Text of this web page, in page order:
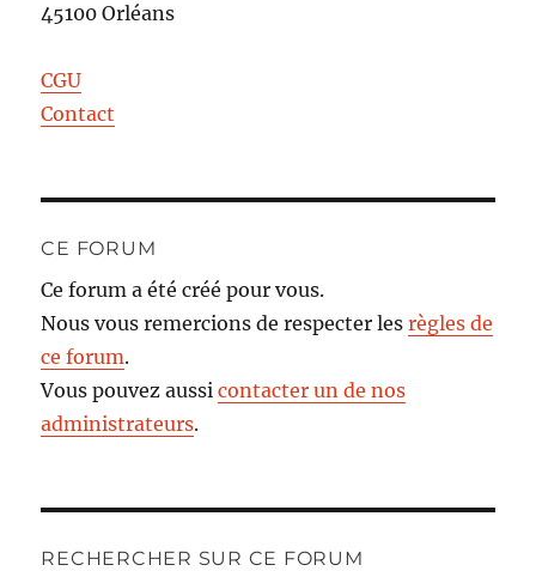
45100 Orléans
CGU
Contact
CE FORUM
Ce forum a été créé pour vous.
Nous vous remercions de respecter lesrègles de
ce forum.
Vous pouvez aussicontacter un de nos
administrateurs.
RECHERCHER SUR CE FORUM